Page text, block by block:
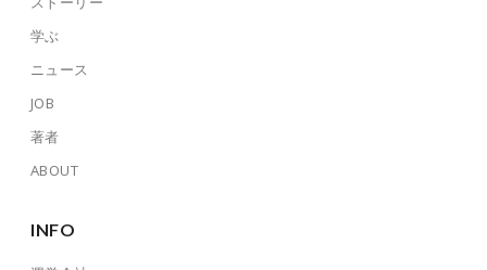
学ぶ
ニュース
JOB
著者
ABOUT
INFO